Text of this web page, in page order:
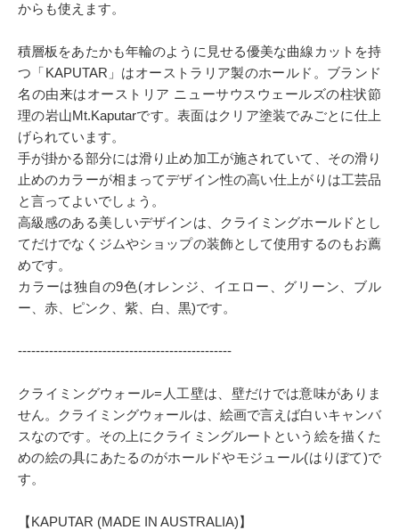
からも使えます。
積層板をあたかも年輪のように見せる優美な曲線カットを持
つ「KAPUTAR」はオーストラリア製のホールド。ブランド
名の由来はオーストリア ニューサウスウェールズの柱状節
理の岩山Mt.Kaputarです。表面はクリア塗装でみごとに仕上
げられています。
手が掛かる部分には滑り止め加工が施されていて、その滑り
止めのカラーが相まってデザイン性の高い仕上がりは工芸品
と言ってよいでしょう。
高級感のある美しいデザインは、クライミングホールドとし
てだけでなくジムやショップの装飾として使用するのもお薦
めです。
カラーは独自の9色(オレンジ、イエロー、グリーン、ブル
ー、赤、ピンク、紫、白、黒)です。
------------------------------------------------
クライミングウォール=人工壁は、壁だけでは意味がありま
せん。クライミングウォールは、絵画で言えば白いキャンバ
スなのです。その上にクライミングルートという絵を描くた
めの絵の具にあたるのがホールドやモジュール(はりぼて)で
す。
【KAPUTAR (MADE IN AUSTRALIA)】